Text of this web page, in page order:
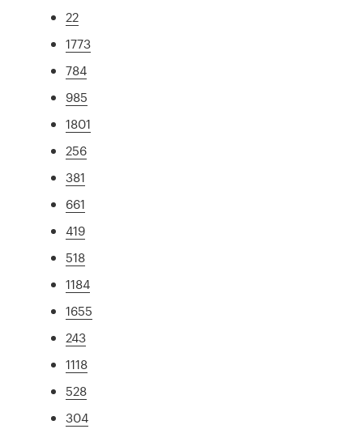
22
1773
784
985
1801
256
381
661
419
518
1184
1655
243
1118
528
304